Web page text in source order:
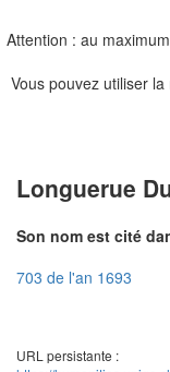
Attention : au
Vous pouvez utiliser
Longuerue
Son nom est cité
703 de l'an 1693
URL persistante :